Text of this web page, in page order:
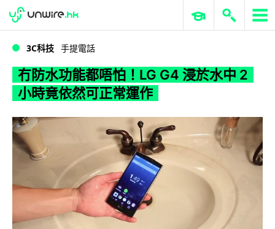
WWDC 2026 ERP 與商業 AI
3C科技 手提電話
冇防水功能都唔怕！LG G4 浸於水中 2
小時竟依然可正常運作